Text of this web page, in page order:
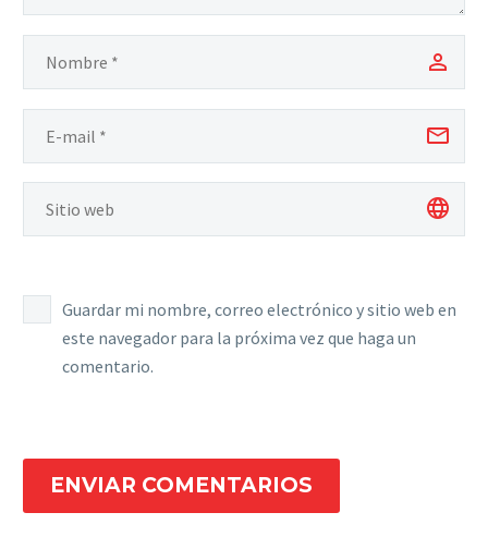
Guardar mi nombre, correo electrónico y sitio web en
este navegador para la próxima vez que haga un
comentario.
ENVIAR COMENTARIOS